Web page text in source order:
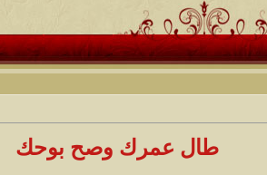
طال عمرك وصح بوحك